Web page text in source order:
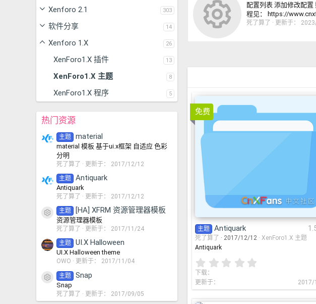
Xenforo 2.1 303
软件分享 14
Xenforo 1.X 26
XenForo1.X 插件 13
XenForo1.X 主题 8
XenForo1.X 程序 5
热门资源
主题 material
material 模板 基于ui.x框架 自适应 色彩
分明
死了算了 更新于： 2017/12/12
主题 Antiquark
Antiquark
死了算了 更新于： 2017/12/12
资源图标
主题 [HA] XFRM 资源管理器模板
资源管理器模板
死了算了 更新于： 2017/11/24
主题 UI.X Halloween
UI.X Halloween theme
OWO 更新于： 2017/11/04
资源图标
主题 Snap
Snap
死了算了 更新于： 2017/09/05
为资源管理器在发布资源时能添加网盘地址及提取码及
积分购买。 添加资源 编辑资源 下载
死了算了 更新于：2024/01/04
0
.
0
星
资源
配置列表 添加修改配置
程见： https://
死了算了 更新于：
免费
Antiquark
主题 Antiquark
死了算了 2017/12/12
XenForo1.X 主题
Antiquark
0
星
下载
更新于